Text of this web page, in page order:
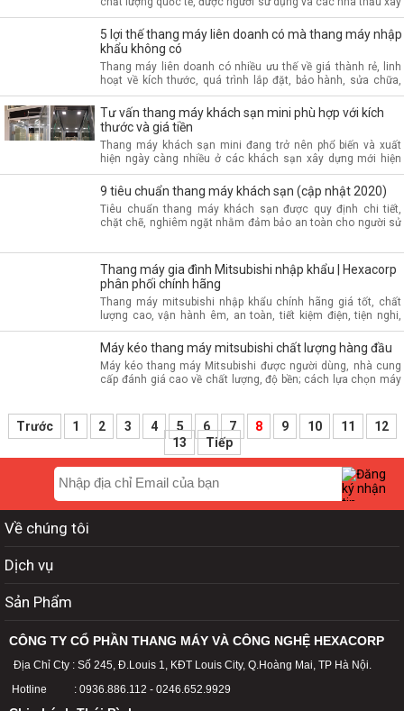
dựng đánh giá cao, là sự lựa chọn hàng đầu cho ngôi nhà
5 lợi thế thang máy liên doanh có mà thang máy nhập
khẩu không có
Thang máy liên doanh có nhiều ưu thế về giá thành rẻ, linh
hoạt về kích thước, quá trình lắp đặt, bảo hành, sửa chữa,
thay thế linh kiện nhanh chóng, chi phí bảo trì bảo dưỡng
thấp
Tư vấn thang máy khách sạn mini phù hợp với kích
thước và giá tiền
Thang máy khách sạn mini đang trở nên phổ biến và xuất
hiện ngày càng nhiều ở các khách sạn xây dựng mới hiện
nay, kích thước nhỏ gọn, an toàn và giá cả hợp lý
9 tiêu chuẩn thang máy khách sạn (cập nhật 2020)
Tiêu chuẩn thang máy khách sạn được quy định chi tiết,
chặt chẽ, nghiêm ngặt nhằm đảm bảo an toàn cho người sử
chuẩn này
Thang máy gia đình Mitsubishi nhập khẩu | Hexacorp
phân phối chính hãng
Thang máy mitsubishi nhập khẩu chính hãng giá tốt, chất
lượng cao, vận hành êm, an toàn, tiết kiệm điện, tiện nghi,
thiết kế hiện đại, là sự lựa chọn hàng đầu hiện nay
Máy kéo thang máy mitsubishi chất lượng hàng đầu
Máy kéo thang máy Mitsubishi được người dùng, nhà cung
cấp đánh giá cao về chất lượng, độ bền; cách lựa chọn máy
Trước 1 2 3 4 5 6 7 8 9 10 11
12
13
Tiếp
Về chúng tôi
Dịch vụ
Sản Phẩm
CÔNG TY CỔ PHẦN THANG MÁY VÀ CÔNG NGHỆ HEXACORP
Địa Chỉ Cty : Số 245, Đ.Louis 1, KĐT Louis City, Q.Hoàng Mai, TP Hà Nội.
Hotline : 0936.886.112 - 0246.652.9929